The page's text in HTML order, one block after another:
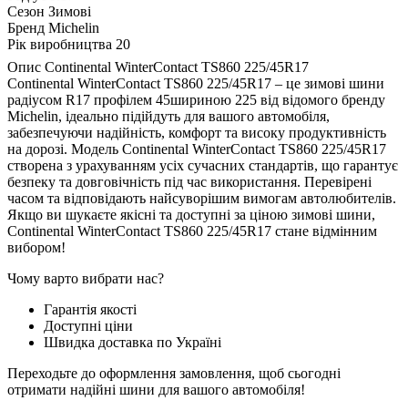
Сезон Зимові
Бренд Michelin
Рік виробництва 20
Опис Continental WinterContact TS860 225/45R17
Continental WinterContact TS860 225/45R17 – це зимові шини
радіусом R17 профілем 45шириною 225 від відомого бренду
Michelin, ідеально підійдуть для вашого автомобіля,
забезпечуючи надійність, комфорт та високу продуктивність
на дорозі. Модель Continental WinterContact TS860 225/45R17
створена з урахуванням усіх сучасних стандартів, що гарантує
безпеку та довговічність під час використання. Перевірені
часом та відповідають найсуворішим вимогам автолюбителів.
Якщо ви шукаєте якісні та доступні за ціною зимові шини,
Continental WinterContact TS860 225/45R17 стане відмінним
вибором!
Чому варто вибрати нас?
Гарантія якості
Доступні ціни
Швидка доставка по Україні
Переходьте до оформлення замовлення, щоб сьогодні
отримати надійні шини для вашого автомобіля!